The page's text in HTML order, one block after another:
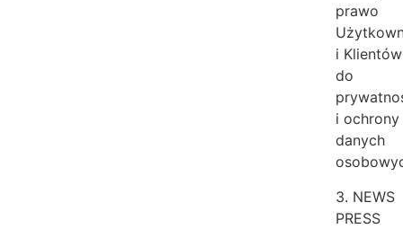
prawo
i Klientów
do
i ochrony
danych
3. NEWS
PRESS